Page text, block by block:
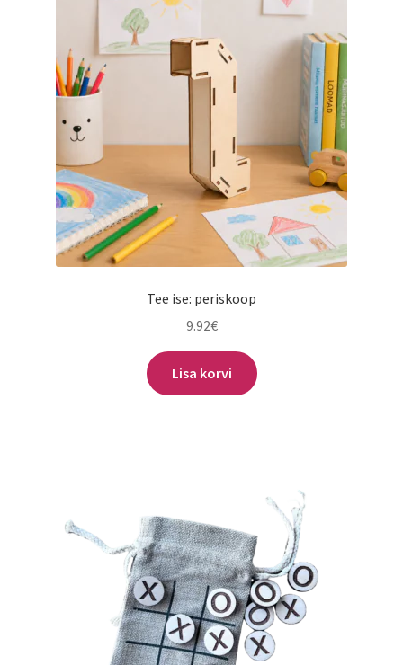
saab
tootelehel.
Tee ise: periskoop
9.92€
Lisa korvi